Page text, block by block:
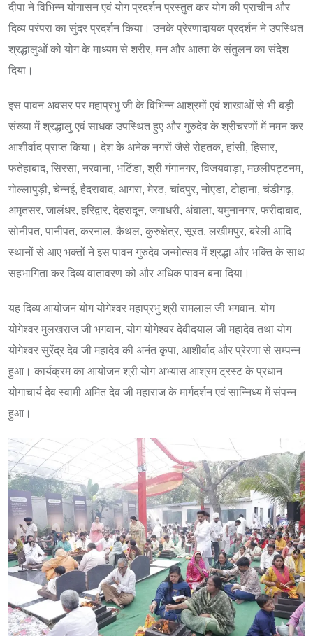
दीपा ने विभिन्न योगासन एवं योग प्रदर्शन प्रस्तुत कर योग की प्राचीन और
दिव्य परंपरा का सुंदर प्रदर्शन किया। उनके प्रेरणादायक प्रदर्शन ने उपस्थित
श्रद्धालुओं को योग के माध्यम से शरीर, मन और आत्मा के संतुलन का संदेश
दिया।
इस पावन अवसर पर महाप्रभु जी के विभिन्न आश्रमों एवं शाखाओं से भी बड़ी
संख्या में श्रद्धालु एवं साधक उपस्थित हुए और गुरुदेव के श्रीचरणों में नमन कर
आशीर्वाद प्राप्त किया। देश के अनेक नगरों जैसे रोहतक, हांसी, हिसार,
फतेहाबाद, सिरसा, नरवाना, भटिंडा, श्री गंगानगर, विजयवाड़ा, मछलीपट्टनम,
गोल्लापुड़ी, चेन्नई, हैदराबाद, आगरा, मेरठ, चांदपुर, नोएडा, टोहाना, चंडीगढ़,
अमृतसर, जालंधर, हरिद्वार, देहरादून, जगाधरी, अंबाला, यमुनानगर, फरीदाबाद,
सोनीपत, पानीपत, करनाल, कैथल, कुरुक्षेत्र, सूरत, लखीमपुर, बरेली आदि
स्थानों से आए भक्तों ने इस पावन गुरुदेव जन्मोत्सव में श्रद्धा और भक्ति के साथ
सहभागिता कर दिव्य वातावरण को और अधिक पावन बना दिया।
यह दिव्य आयोजन योग योगेश्वर महाप्रभु श्री रामलाल जी भगवान, योग
योगेश्वर मुलखराज जी भगवान, योग योगेश्वर देवीदयाल जी महादेव तथा योग
योगेश्वर सुरेंद्र देव जी महादेव की अनंत कृपा, आशीर्वाद और प्रेरणा से सम्पन्न
हुआ। कार्यक्रम का आयोजन श्री योग अभ्यास आश्रम ट्रस्ट के प्रधान
योगाचार्य देव स्वामी अमित देव जी महाराज के मार्गदर्शन एवं सान्निध्य में संपन्न
हुआ।